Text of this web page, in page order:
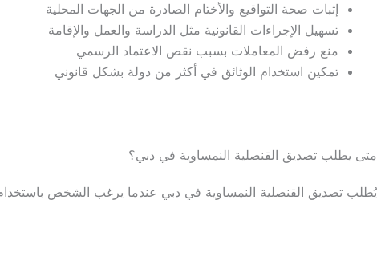
إثبات صحة التواقيع والأختام الصادرة من الجهات المحلية
تسهيل الإجراءات القانونية مثل الدراسة والعمل والإقامة
منع رفض المعاملات بسبب نقص الاعتماد الرسمي
تمكين استخدام الوثائق في أكثر من دولة بشكل قانوني
متى يطلب تصديق القنصلية النمساوية في دبي؟
يُطلب تصديق القنصلية النمساوية في دبي عندما يرغب الشخص